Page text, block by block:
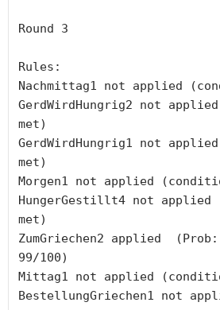
Round 3
Rules:
Nachmittag1 not applied
GerdWirdHungrig2 not
met)
GerdWirdHungrig1 not
met)
Morgen1 not applied
HungerGestillt4 not applied
met)
ZumGriechen2 applied  (Prob:
99/100)
Mittag1 not applied
BestellungGriechen1 not